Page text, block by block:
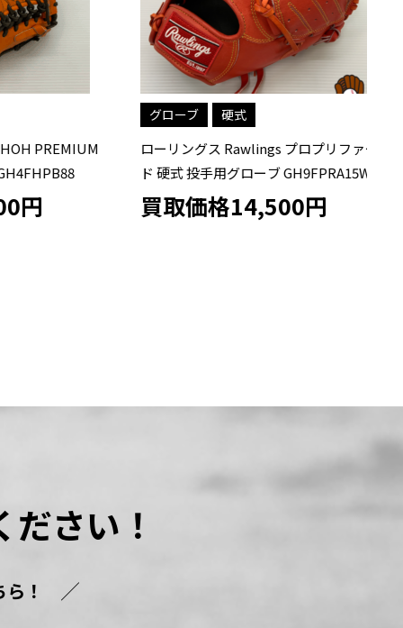
グローブ 硬式
ローリングス Rawlings プロプリファー
ド 硬式 投手用グローブ GH9FPRA15W
買取価格14,500円
さい！
！